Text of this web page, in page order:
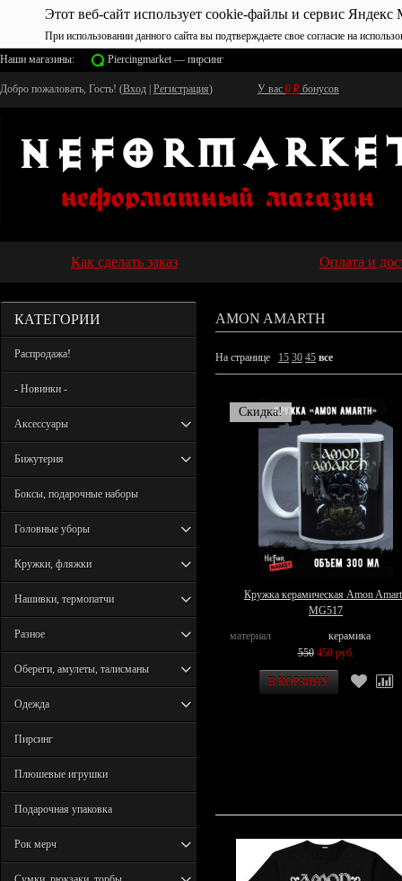
Этот веб-сайт использует cookie-файлы и сервис Яндекс
При использовании данного сайта вы подтверждаете свое согласие на
Наши магазины:
Piercingmarket — пирсинг
Добро пожаловать, Гость! (Вход Регистрация) У вас 0 ₽ бонусов
Как сделать заказ Оплата и
КАТЕГОРИИ
Распродажа!
- Новинки -
Аксессуары
Бижутерия
Боксы, подарочные наборы
Головные уборы
Кружки, фляжки
Нашивки, термопатчи
Разное
Обереги, амулеты, талисманы
Одежда
Пирсинг
Плюшевые игрушки
Подарочная упаковка
Рок мерч
AMON AMARTH
На странице 15 30 45 все
Скидка!
Кружка керамическая Amon
MG517
материал
керамика
550 450 руб.